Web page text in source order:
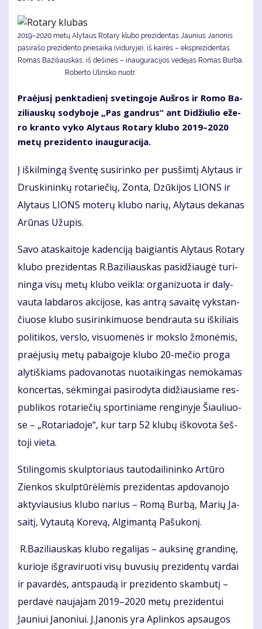
2019–2020 metų Alytaus Rotary klubo prezidentas Jaunius Janonis
pasirašo prezidento priesaiką (viduryje), iš kairės – eksprezidentas
Romas Baziliauskas, iš dešinės – inauguracijos vedėjas Romas Burba.
Roberto Ulinsko nuotr.
Pra­ėju­sį penk­ta­die­nį sve­tin­go­je Auš­ros ir Ro­mo Ba­
zi­liaus­kų so­dy­bo­je „Pas gan­drus“ ant Di­džiu­lio eže­
ro kran­to vy­ko Aly­taus Ro­ta­ry klu­bo 2019–2020
me­tų pre­zi­den­to inau­gu­ra­ci­ja.
Į iš­kil­min­gą šven­tę su­si­rin­ko per pus­šim­tį Aly­taus ir
Drus­ki­nin­kų ro­ta­rie­čių, Zon­ta, Dzū­ki­jos LIONS ir
Aly­taus LIONS mo­te­rų klu­bo na­rių, Aly­taus de­ka­nas
Arū­nas Už­upis.
Sa­vo ata­skai­to­je ka­den­ci­ją bai­gian­tis Aly­taus Ro­ta­ry
klu­bo pre­zi­den­tas R.Ba­zi­liaus­kas pa­si­džiau­gė tu­ri­
nin­ga vi­sų me­tų klu­bo veik­la: or­ga­ni­zuo­ta ir da­ly­
vau­ta lab­da­ros ak­ci­jo­se, kas an­trą sa­vai­tę vyks­tan­
čiuo­se klu­bo su­si­rin­ki­muo­se ben­drau­ta su iš­ki­liais
po­li­ti­kos, ver­slo, vi­suo­me­nės ir moks­lo žmo­nė­mis,
pra­ėju­sių me­tų pa­bai­go­je klu­bo 20-me­čio pro­ga
aly­tiš­kiams pa­do­va­no­tas nuo­tai­kin­gas ne­mo­ka­mas
kon­cer­tas, sėk­min­gai pa­si­ro­dy­ta di­džiau­sia­me res­
pub­li­kos ro­ta­rie­čių spor­ti­nia­me ren­gi­ny­je Šiau­liuo­
se – „Ro­ta­ria­do­je“, kur tarp 52 klu­bų iš­ko­vo­ta šeš­
to­ji vie­ta.
Sti­lin­go­mis skulp­to­riaus tau­to­dai­li­nin­ko Ar­tū­ro
Zien­kos skulp­tū­rė­lė­mis pre­zi­den­tas ap­do­va­no­jo
ak­ty­viau­sius klu­bo na­rius – Ro­mą Bur­bą, Ma­rių Ja­
sai­tį, Vy­tau­tą Ko­re­vą, Al­gi­man­tą Pa­šu­ko­nį.
R.Ba­zi­liaus­kas klu­bo re­ga­li­jas – auk­si­nę gran­di­nę,
ku­rio­je iš­gra­vi­ruo­ti vi­sų bu­vu­sių pre­zi­den­tų var­dai
ir pa­var­dės, ant­spau­dą ir pre­zi­den­to skam­bu­tį –
per­da­vė nau­ja­jam 2019–2020 me­tų pre­zi­den­tui
Jauniui Ja­no­niui. J.Ja­no­nis yra Ap­lin­kos ap­sau­gos